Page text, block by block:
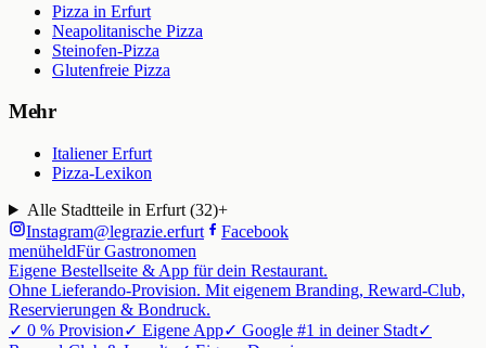
Pizza in Erfurt
Neapolitanische Pizza
Steinofen-Pizza
Glutenfreie Pizza
Mehr
Italiener Erfurt
Pizza-Lexikon
Alle Stadtteile in Erfurt (32)+
Instagram@legrazie.erfurt
Facebook
menüheldFür Gastronomen
Eigene Bestellseite & App für dein Restaurant.
Ohne Lieferando-Provision. Mit eigenem Branding, Reward-Club,
Reservierungen & Bondruck.
✓ 0 % Provision✓ Eigene App✓ Google #1 in deiner Stadt✓